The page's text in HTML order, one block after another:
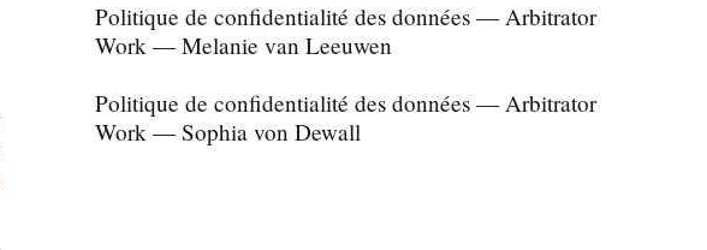
Politique de confidentialité des données — Arbitrator
Work — Melanie van Leeuwen
Politique de confidentialité des données — Arbitrator
Work — Sophia von Dewall